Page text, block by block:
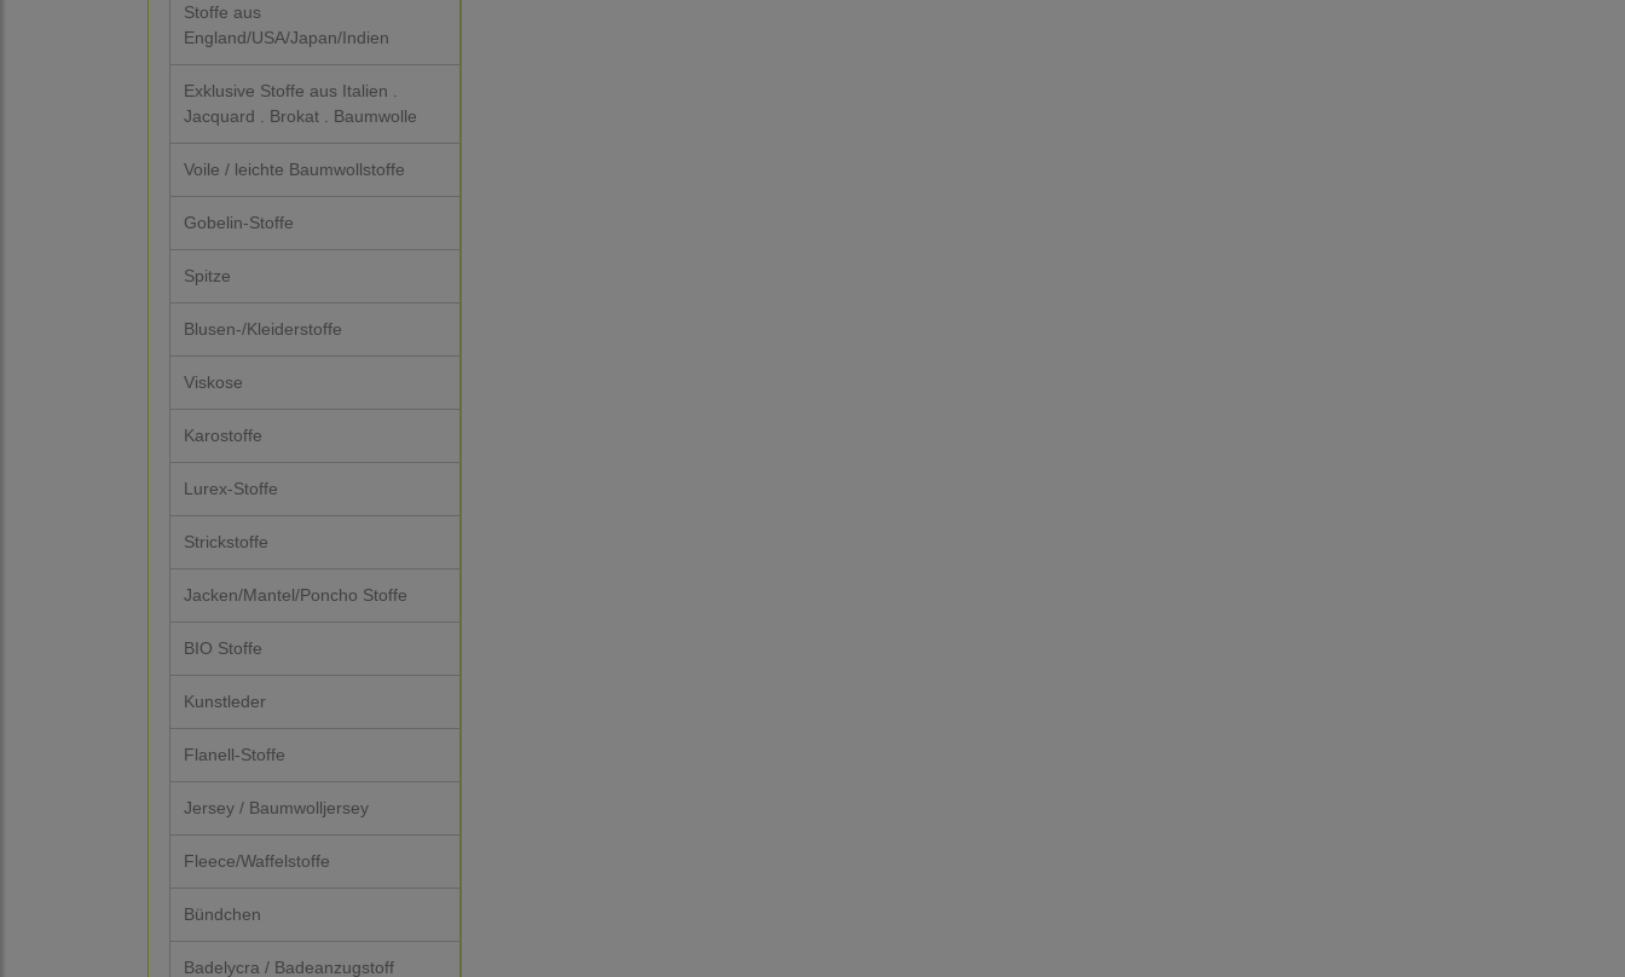
Stoffe aus
England/USA/Japan/Indien
Exklusive Stoffe aus Italien .
Jacquard . Brokat . Baumwolle
Voile / leichte Baumwollstoffe
Gobelin-Stoffe
Spitze
Blusen-/Kleiderstoffe
Viskose
Karostoffe
Lurex-Stoffe
Strickstoffe
Jacken/Mantel/Poncho Stoffe
BIO Stoffe
Kunstleder
Flanell-Stoffe
Jersey / Baumwolljersey
Fleece/Waffelstoffe
Bündchen
Badelycra / Badeanzugstoff